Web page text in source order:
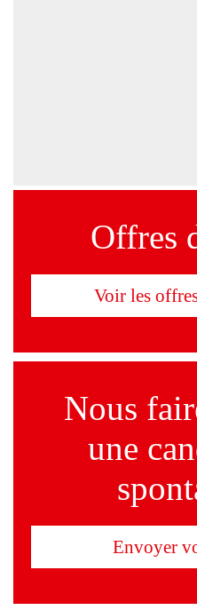
Offres
Voir les
Nous
une
Envoyer